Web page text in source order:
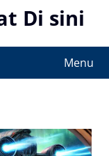
Di sini
Menu